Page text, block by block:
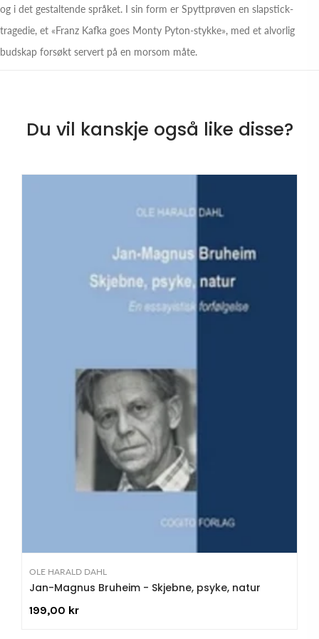
og i det gestaltende språket. I sin form er Spyttprøven en slapstick-
tragedie, et «Franz Kafka goes Monty Pyton-stykke», med et alvorlig
budskap forsøkt servert på en morsom måte.
Du vil kanskje også like disse?
OLE HARALD DAHL
Jan-Magnus Bruheim - Skjebne, psyke, natur
199,00 kr